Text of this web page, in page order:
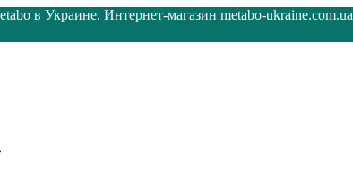
в Украине. Интернет-магазин metabo-ukraine.com.ua